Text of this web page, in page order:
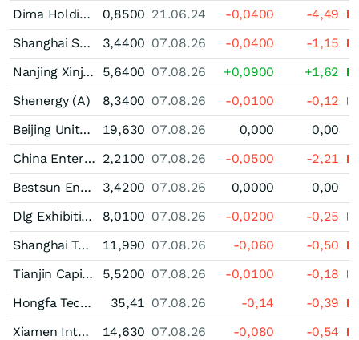
Dima Holdings Ltd. Registered (A)
0,8500 21.06.24 -0,0400
-4,49
Shanghai Shenda (A)
3,4400 07.08.26 -0,0400
-1,15
Nanjing Xinjiekou Department Store (A)
5,6400 07.08.26 +0,0900
+1,62
Shenergy (A)
8,3400 07.08.26 -0,0100
-0,12
Beijing United Information Technology Ltd. Registered (A)
19,630 07.08.26 0,000
0,00
China Enterprise (A) 2,2100 07.08.26 -0,0500
-2,21
Bestsun Energy (A)
3,4200 07.08.26 0,0000
0,00
Dlg Exhibitions & Events Limited Registered (A)
8,0100 07.08.26 -0,0200
-0,25
Shanghai Tongji Science & Technology Industrial (A)
11,990 07.08.26 -0,060
-0,50
Tianjin Capital Environmental Protection Group (A)
5,5200 07.08.26 -0,0100
-0,18
Hongfa Technology (A)
35,41 07.08.26 -0,14
-0,39
Xiamen International Airport (A)
14,630 07.08.26 -0,080
-0,54